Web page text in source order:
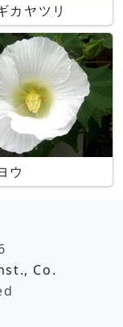
カヤツリ
ウ
Co.